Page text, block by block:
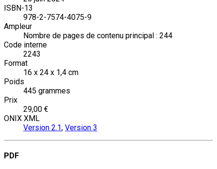
ISBN-13
978-2-7574-4075-9
Ampleur
Nombre de pages de contenu principal : 244
Code interne
2243
Format
16 x 24 x 1,4 cm
Poids
445 grammes
Prix
29,00 €
ONIX XML
Version 2.1, Version 3
PDF